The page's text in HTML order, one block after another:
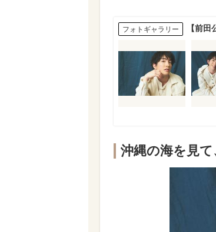
フォトギャラリー 【前
沖縄の海を見